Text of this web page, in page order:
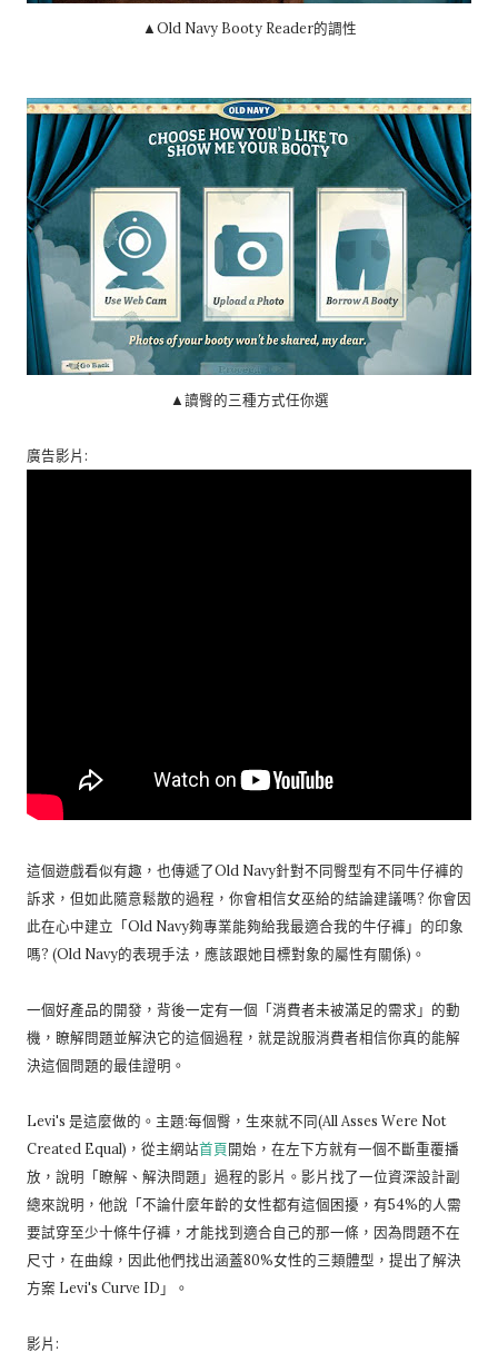
▲Old Navy Booty Reader的調性
▲讀臀的三種方式任你選
廣告影片:
這個遊戲看似有趣，也傳遞了Old Navy針對不同臀型有不同牛仔褲的
訴求，但如此隨意鬆散的過程，你會相信女巫給的結論建議嗎? 你會因
此在心中建立「Old Navy夠專業能夠給我最適合我的牛仔褲」的印象
嗎? (Old Navy的表現手法，應該跟她目標對象的屬性有關係)。
一個好產品的開發，背後一定有一個「消費者未被滿足的需求」的動
機，瞭解問題並解決它的這個過程，就是說服消費者相信你真的能解
決這個問題的最佳證明。
Levi's 是這麼做的。主題:每個臀，生來就不同(All Asses Were Not
Created Equal)，從主網站首頁開始，在左下方就有一個不斷重覆播
放，說明「瞭解、解決問題」過程的影片。影片找了一位資深設計副
總來說明，他說「不論什麼年齡的女性都有這個困擾，有54%的人需
要試穿至少十條牛仔褲，才能找到適合自己的那一條，因為問題不在
尺寸，在曲線，因此他們找出涵蓋80%女性的三類體型，提出了解決
方案 Levi's Curve ID」。
影片: